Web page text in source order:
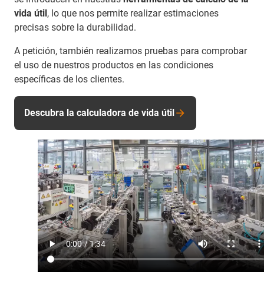
vida útil, lo que nos permite realizar estimaciones
precisas sobre la durabilidad.
A petición, también realizamos pruebas para comprobar
el uso de nuestros productos en las condiciones
específicas de los clientes.
Descubra la calculadora de vida útil